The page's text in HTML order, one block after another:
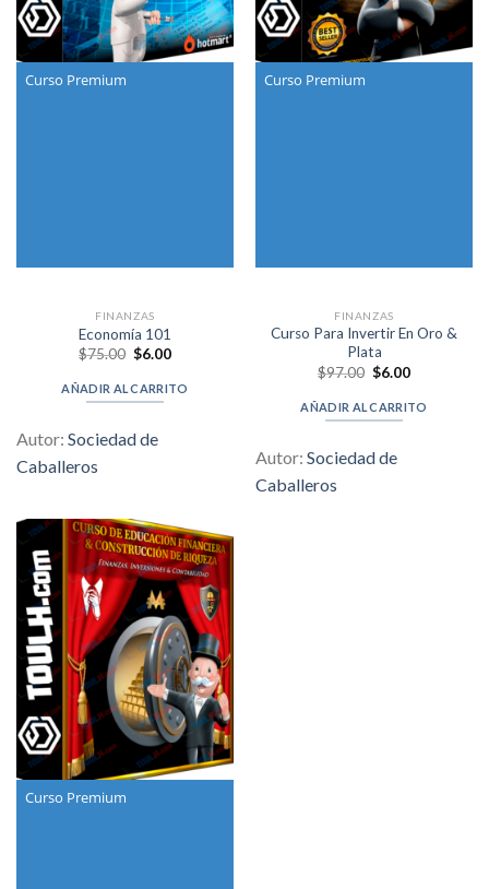
Curso Premium
FINANZAS
Economía 101
$75.00 Original
was:
$75.00.
$6.00Current
is:
$6.00.
AÑADIR AL CARRITO
Autor: Sociedad de
Caballeros
Curso Premium
FINANZAS
Curso Para Invertir En Oro &
Plata
$97.00 Original
was:
$97.00.
$6.00Current
is:
$6.00.
AÑADIR AL CARRITO
Autor: Sociedad de
Caballeros
Curso Premium